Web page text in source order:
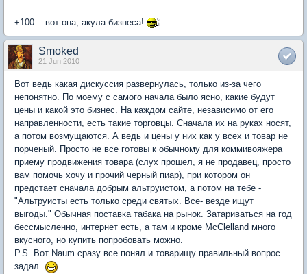
+100 ...вот она, акула бизнеса!
Smoked
21 Jun 2010
Вот ведь какая дискуссия развернулась, только из-за чего
непонятно. По моему с самого начала было ясно, какие будут
цены и какой это бизнес. На каждом сайте, независимо от его
направленности, есть такие торговцы. Сначала их на руках носят,
а потом возмущаются. А ведь и цены у них как у всех и товар не
порченый. Просто не все готовы к обычному для коммивояжера
приему продвижения товара (слух прошел, я не продавец, просто
вам помочь хочу и прочий черный пиар), при котором он
предстает сначала добрым альтруистом, а потом на тебе -
"Альтруисты есть только среди святых. Все- везде ищут
выгоды." Обычная поставка табака на рынок. Затариваться на год
бессмысленно, интернет есть, а там и кроме McClelland много
вкусного, но купить попробовать можно.
P.S. Вот Naum сразу все понял и товарищу правильный вопрос
задал